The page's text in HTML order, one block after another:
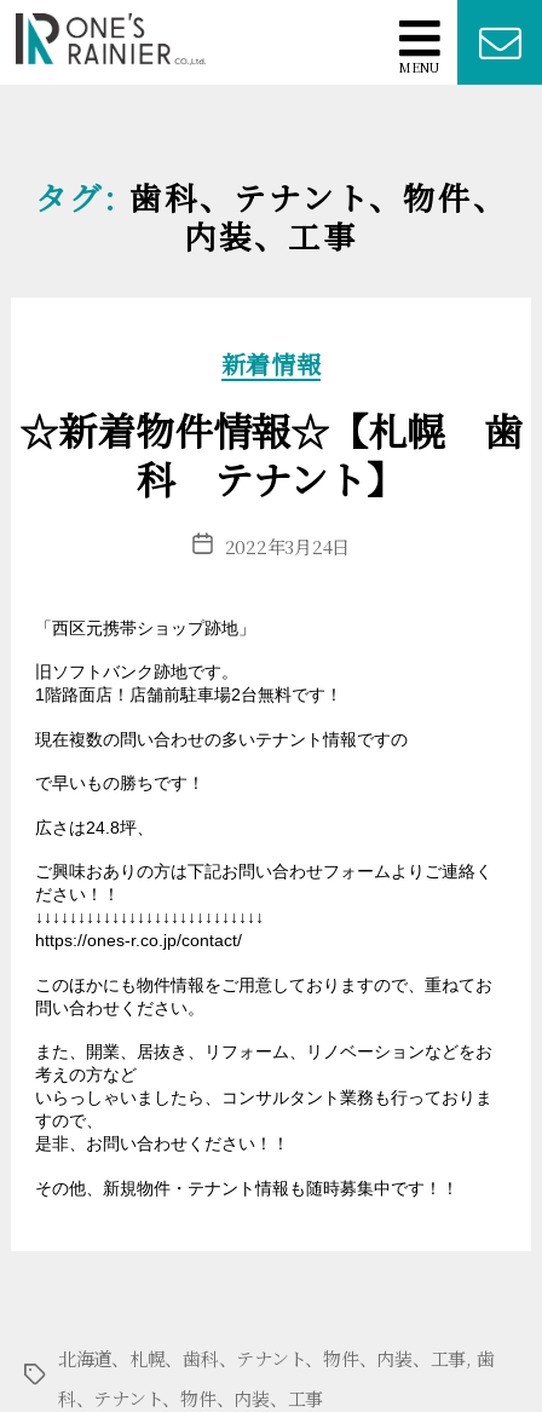
MENU
タグ: 歯科、テナント、物件、
内装、工事
カ
テ
リ
ー
新着情報
☆新着物件情報☆【札幌 歯
科 テナント】
投
日
2022年3月24日
「西区元携帯ショップ跡地」
旧ソフトバンク跡地です。
1階路面店！店舗前駐車場2台無料です！
現在複数の問い合わせの多いテナント情報ですの
で早いもの勝ちです！
広さは24.8坪、
ご興味おありの方は下記お問い合わせフォームよりご連絡く
ださい！！
↓↓↓↓↓↓↓↓↓↓↓↓↓↓↓↓↓↓↓↓↓↓↓↓↓↓↓
https://ones-r.co.jp/contact/
このほかにも物件情報をご用意しておりますので、重ねてお
問い合わせください。
また、開業、居抜き、リフォーム、リノベーションなどをお
考えの方など
いらっしゃいましたら、コンサルタント業務も行っておりま
すので、
是非、お問い合わせください！！
その他、新規物件・テナント情報も随時募集中です！！
タ
北海道、札幌、歯科、テナント、物件、内装、工事, 歯
科、テナント、物件、内装、工事